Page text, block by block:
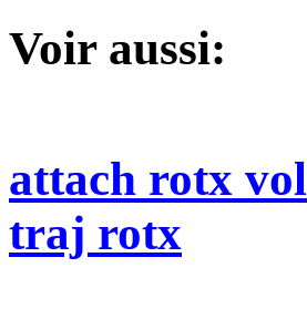
Voir aussi:
attach rotx vol
traj rotx